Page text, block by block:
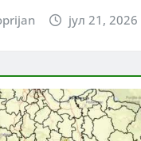
јул 21, 2026